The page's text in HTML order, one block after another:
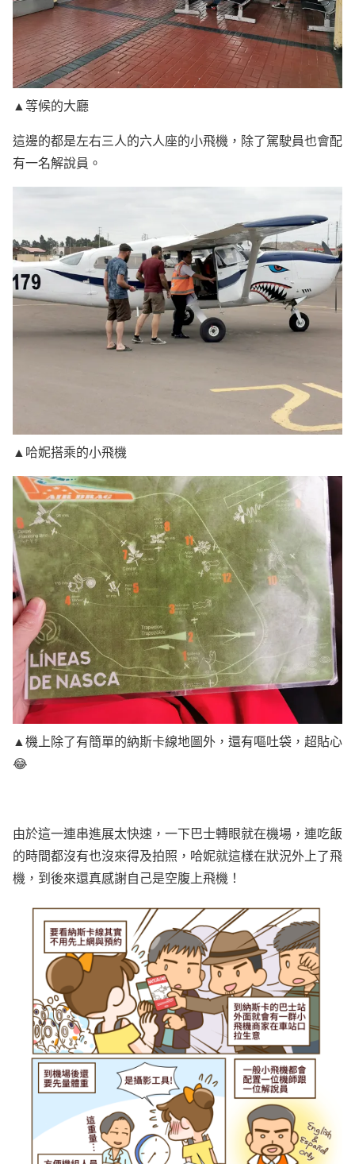
▲等候的大廳
這邊的都是左右三人的六人座的小飛機，除了駕駛員也會配
有一名解說員。
▲哈妮搭乘的小飛機
▲機上除了有簡單的納斯卡線地圖外，還有嘔吐袋，超貼心
😂
由於這一連串進展太快速，一下巴士轉眼就在機場，連吃飯
的時間都沒有也沒來得及拍照，哈妮就這樣在狀況外上了飛
機，到後來還真感謝自己是空腹上飛機！